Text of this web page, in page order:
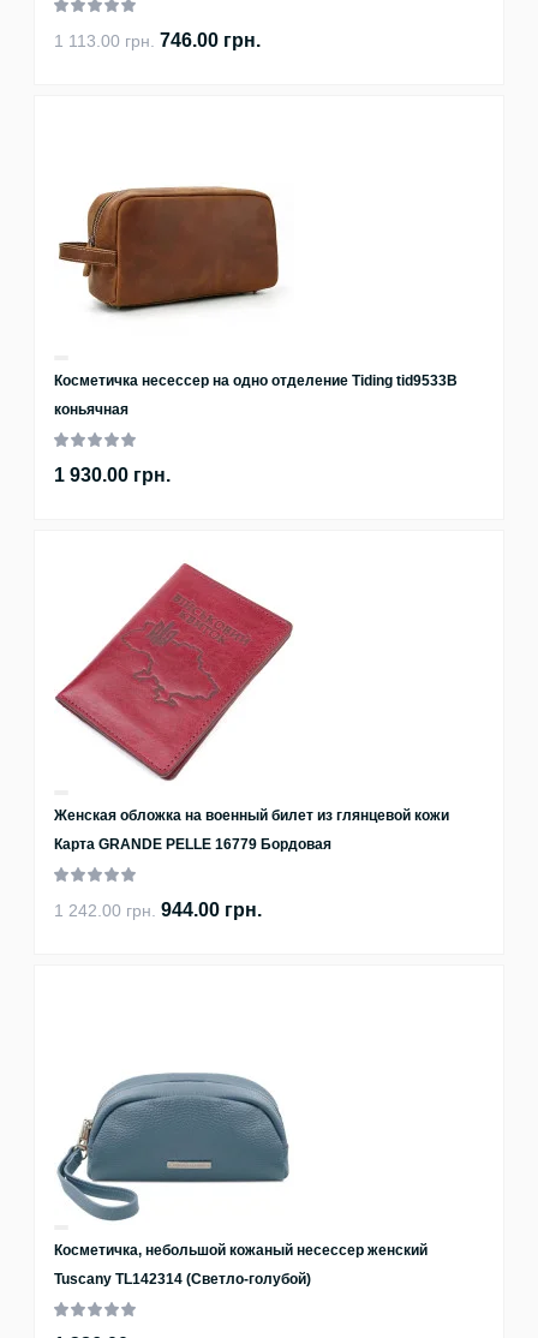
1 113.00 грн. 746.00 грн.
Косметичка несессер на одно отделение Tiding tid9533B
коньячная
1 930.00 грн.
Женская обложка на военный билет из глянцевой кожи
Карта GRANDE PELLE 16779 Бордовая
1 242.00 грн. 944.00 грн.
Косметичка, небольшой кожаный несессер женский
Tuscany TL142314 (Светло-голубой)